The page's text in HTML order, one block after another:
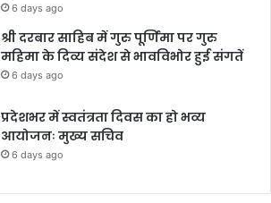
6 days ago
श्री दरबार साहिब में गुरु पूर्णिमा पर गुरु
महिमा के दिव्य संदेश से भावविभोर हुई संगतें
6 days ago
प्रदेशभर में स्वतंत्रता दिवस का हो भव्य
आयोजनः मुख्य सचिव
6 days ago